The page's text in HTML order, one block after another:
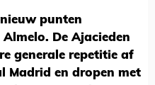
punten
De Ajacieden
generale repetitie af
Madrid en dropen met